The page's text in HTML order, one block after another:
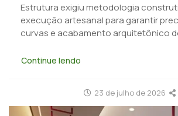
Estrutura exigiu metodologia
execução artesanal para garantir
curvas e acabamento arquitetônico
Continue lendo
23 de julho de 2026